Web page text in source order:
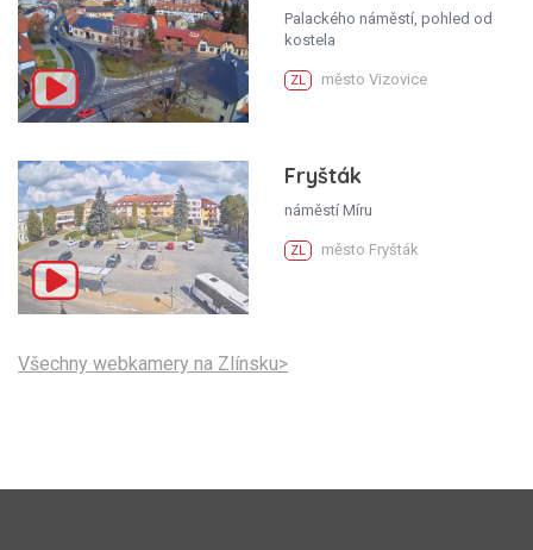
Palackého náměstí, pohled od
kostela
ZL město Vizovice
Fryšták
náměstí Míru
ZL město Fryšták
Všechny webkamery na Zlínsku>